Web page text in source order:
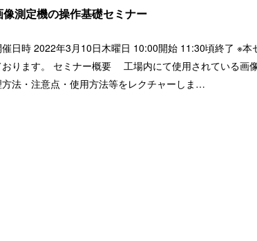
像測定機の操作基礎セミナー
日時 2022年3月10日木曜日 10:00開始 11:30頃終了 ※本
ります。 セミナー概要 工場内にて使用されている画
法・注意点・使用方法等をレクチャーしま…